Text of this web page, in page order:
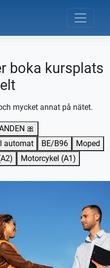
boka kursplats
mycket annat på nätet.
🎀
automat BE/B96
Moped
Motorcykel (A1)